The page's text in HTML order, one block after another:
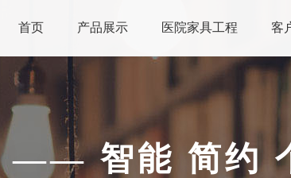
首页 产品展示 医院家具工程 客
—— 智能 简约